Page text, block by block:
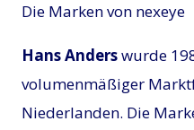
Die Marken von nexeye
Hans Anderswurde
volumenmäßiger
Niederlanden. Die